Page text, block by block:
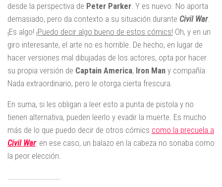
desde la perspectiva de Peter Parker . Y es nuevo. No aporta
demasiado, pero da contexto a su situación durante Civil War.
¡Es algo! ¡Puedo decir algo bueno de estos cómics! Oh, y en un
giro interesante, el arte no es horrible. De hecho, en lugar de
hacer versiones mal dibujadas de los actores, opta por hacer
su propia versión de Captain America, Iron Man y compañía.
Nada extraordinario, pero le otorga cierta frescura.
En suma, si les obligan a leer esto a punta de pistola y no
tienen alternativa, pueden leerlo y evadir la muerte. Es mucho
más de lo que puedo decir de otros cómics como la precuela a
Civil War: en ese caso, un balazo en la cabeza no sonaba como
la peor elección.